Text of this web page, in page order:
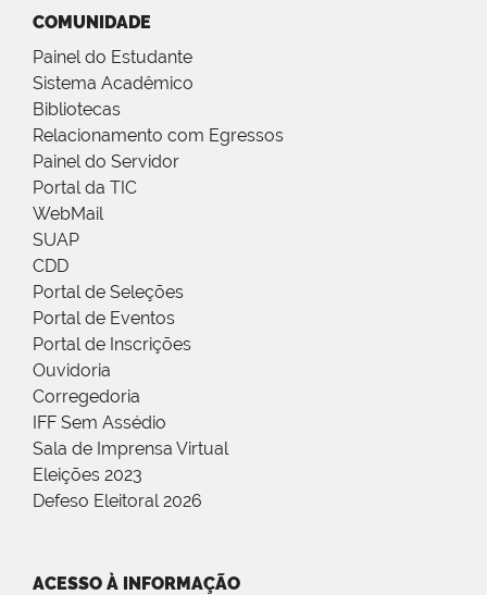
COMUNIDADE
Painel do Estudante
Sistema Acadêmico
Bibliotecas
Relacionamento com Egressos
Painel do Servidor
Portal da TIC
WebMail
SUAP
CDD
Portal de Seleções
Portal de Eventos
Portal de Inscrições
Ouvidoria
Corregedoria
IFF Sem Assédio
Sala de Imprensa Virtual
Eleições 2023
Defeso Eleitoral 2026
ACESSO À INFORMAÇÃO